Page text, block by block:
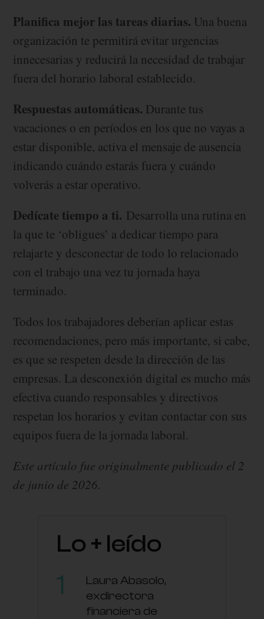
Planifica mejor las tareas diarias. Una buena
organización te permitirá evitar urgencias
innecesarias y reducirá la necesidad de trabajar
fuera del horario laboral establecido.
Respuestas automáticas. Durante tus
vacaciones o en períodos en los que no vayas a
estar disponible, activa el mensaje de ausencia
indicando cuándo estarás fuera y cuándo
volverás a estar operativo.
Dedícate tiempo a ti. Desarrolla una rutina en
la que te ‘obligues’ a dedicar tiempo para
relajarte y desconectar de todo lo relacionado
con el trabajo una vez tu jornada haya
terminado.
Todos los trabajadores deberían aplicar estas
recomendaciones, pero más importante, si cabe,
es que se respeten desde la dirección de las
empresas. La desconexión digital es mucho más
efectiva cuando responsables y directivos
respetan los horarios y evitan contactar con sus
equipos fuera de la jornada laboral.
Este artículo fue originalmente publicado el 2
de junio de 2026.
Lo + leído
Laura Abasolo,
exdirectora
financiera de